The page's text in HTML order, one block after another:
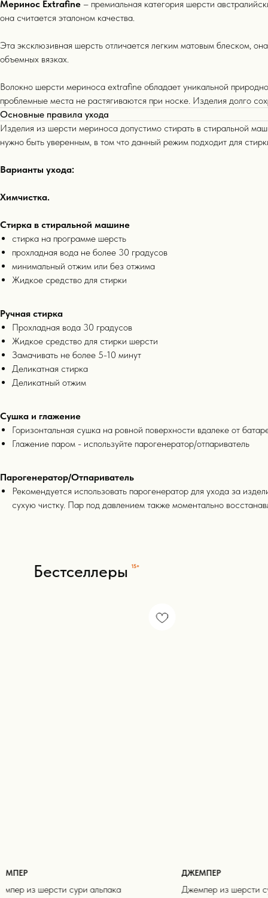
Меринос Extrafine – премиальная категория шерсти
она считается эталоном качества.
Эта эксклюзивная шерсть отличается легким матовым блеском,
объемных вязках.
Волокно шерсти мериноса extrafine обладает уникальной
проблемные места не растягиваются при носке. Изделия долго
Основные правила ухода
Изделия из шерсти мериноса допустимо стирать в стиральной
нужно быть уверенным, в том что данный режим подходит для
Варианты ухода:
Химчистка.
Стирка в стиральной машине
стирка на программе шерсть
прохладная вода не более 30 градусов
минимальный отжим или без отжима
Жидкое средство для стирки
Ручная стирка
Прохладная вода 30 градусов
Жидкое средство для стирки шерсти
Замачивать не более 5-10 минут
Деликатная стирка
Деликатный отжим
Сушка и глажение
Горизонтальная сушка на ровной поверхности вдалеке от
Глажение паром - используйте парогенератор/отпариватель
Парогенератор/Отпариватель
Рекомендуется использовать парогенератор для ухода за
сухую чистку. Пар под давлением также моментально
из шерсти сури альпака
ДЖЕМПЕР
Джемпер из шерсти